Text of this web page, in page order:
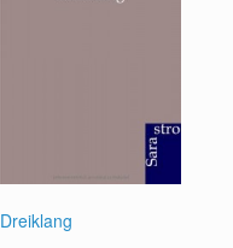
Dreiklang